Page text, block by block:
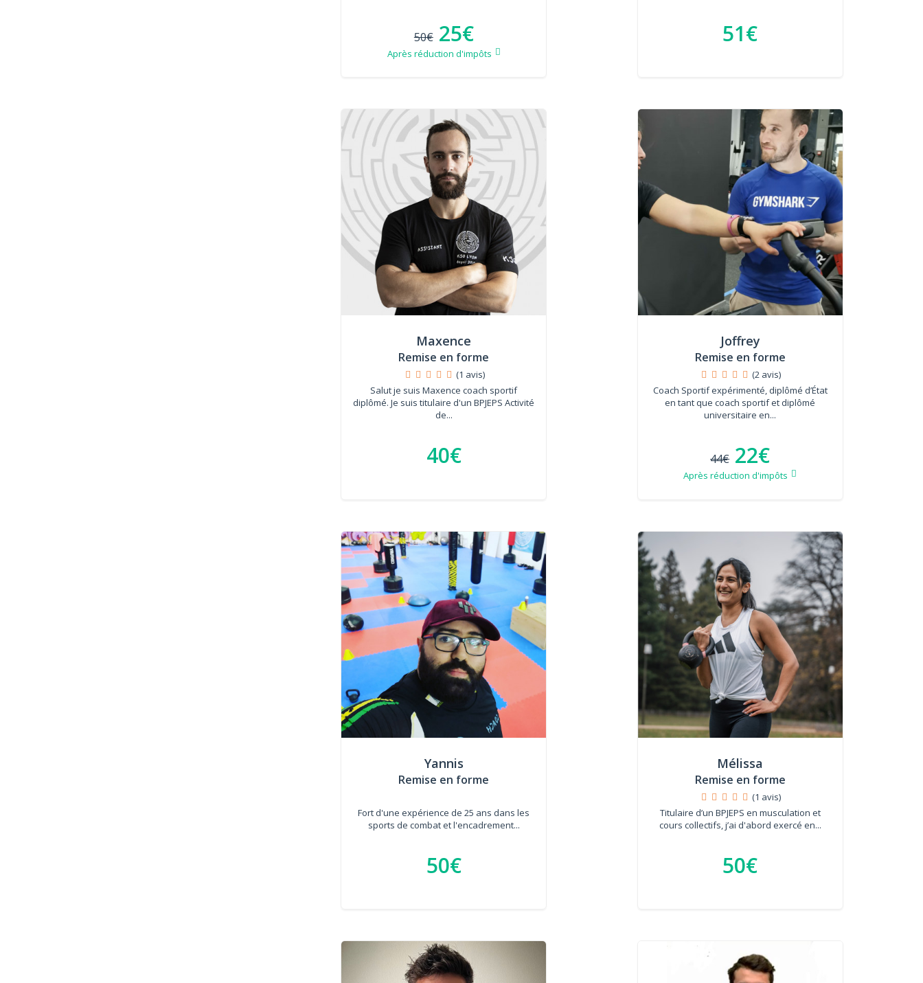
50€ 25€
Après réduction d'impôts
51€
Maxence
Remise en forme
(1 avis)
Salut je suis Maxence coach sportif
diplômé. Je suis titulaire d'un BPJEPS Activité
de...
40€
Joffrey
Remise en forme
(2 avis)
Coach Sportif expérimenté, diplômé d’État
en tant que coach sportif et diplômé
universitaire en...
44€ 22€
Après réduction d'impôts
Yannis
Remise en forme
Fort d'une expérience de 25 ans dans les
sports de combat et l'encadrement...
50€
Mélissa
Remise en forme
(1 avis)
Titulaire d’un BPJEPS en musculation et
cours collectifs, j’ai d'abord exercé en...
50€